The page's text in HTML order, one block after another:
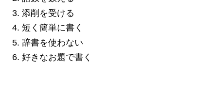
添削を受ける
短く簡単に書く
辞書を使わない
好きなお題で書く